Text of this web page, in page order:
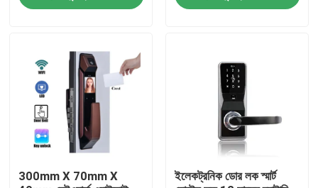
বাড়ি
পণ্য
ভিডিও
300mm X 70mm X
ইলেকট্রনিক ডোর লক স্মার্ট